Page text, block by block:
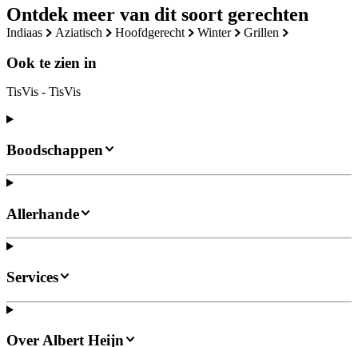
Ontdek meer van dit soort gerechten
indiaas aziatisch hoofdgerecht winter grillen
Ook te zien in
TisVis - TisVis
Boodschappen
Allerhande
Services
Over Albert Heijn